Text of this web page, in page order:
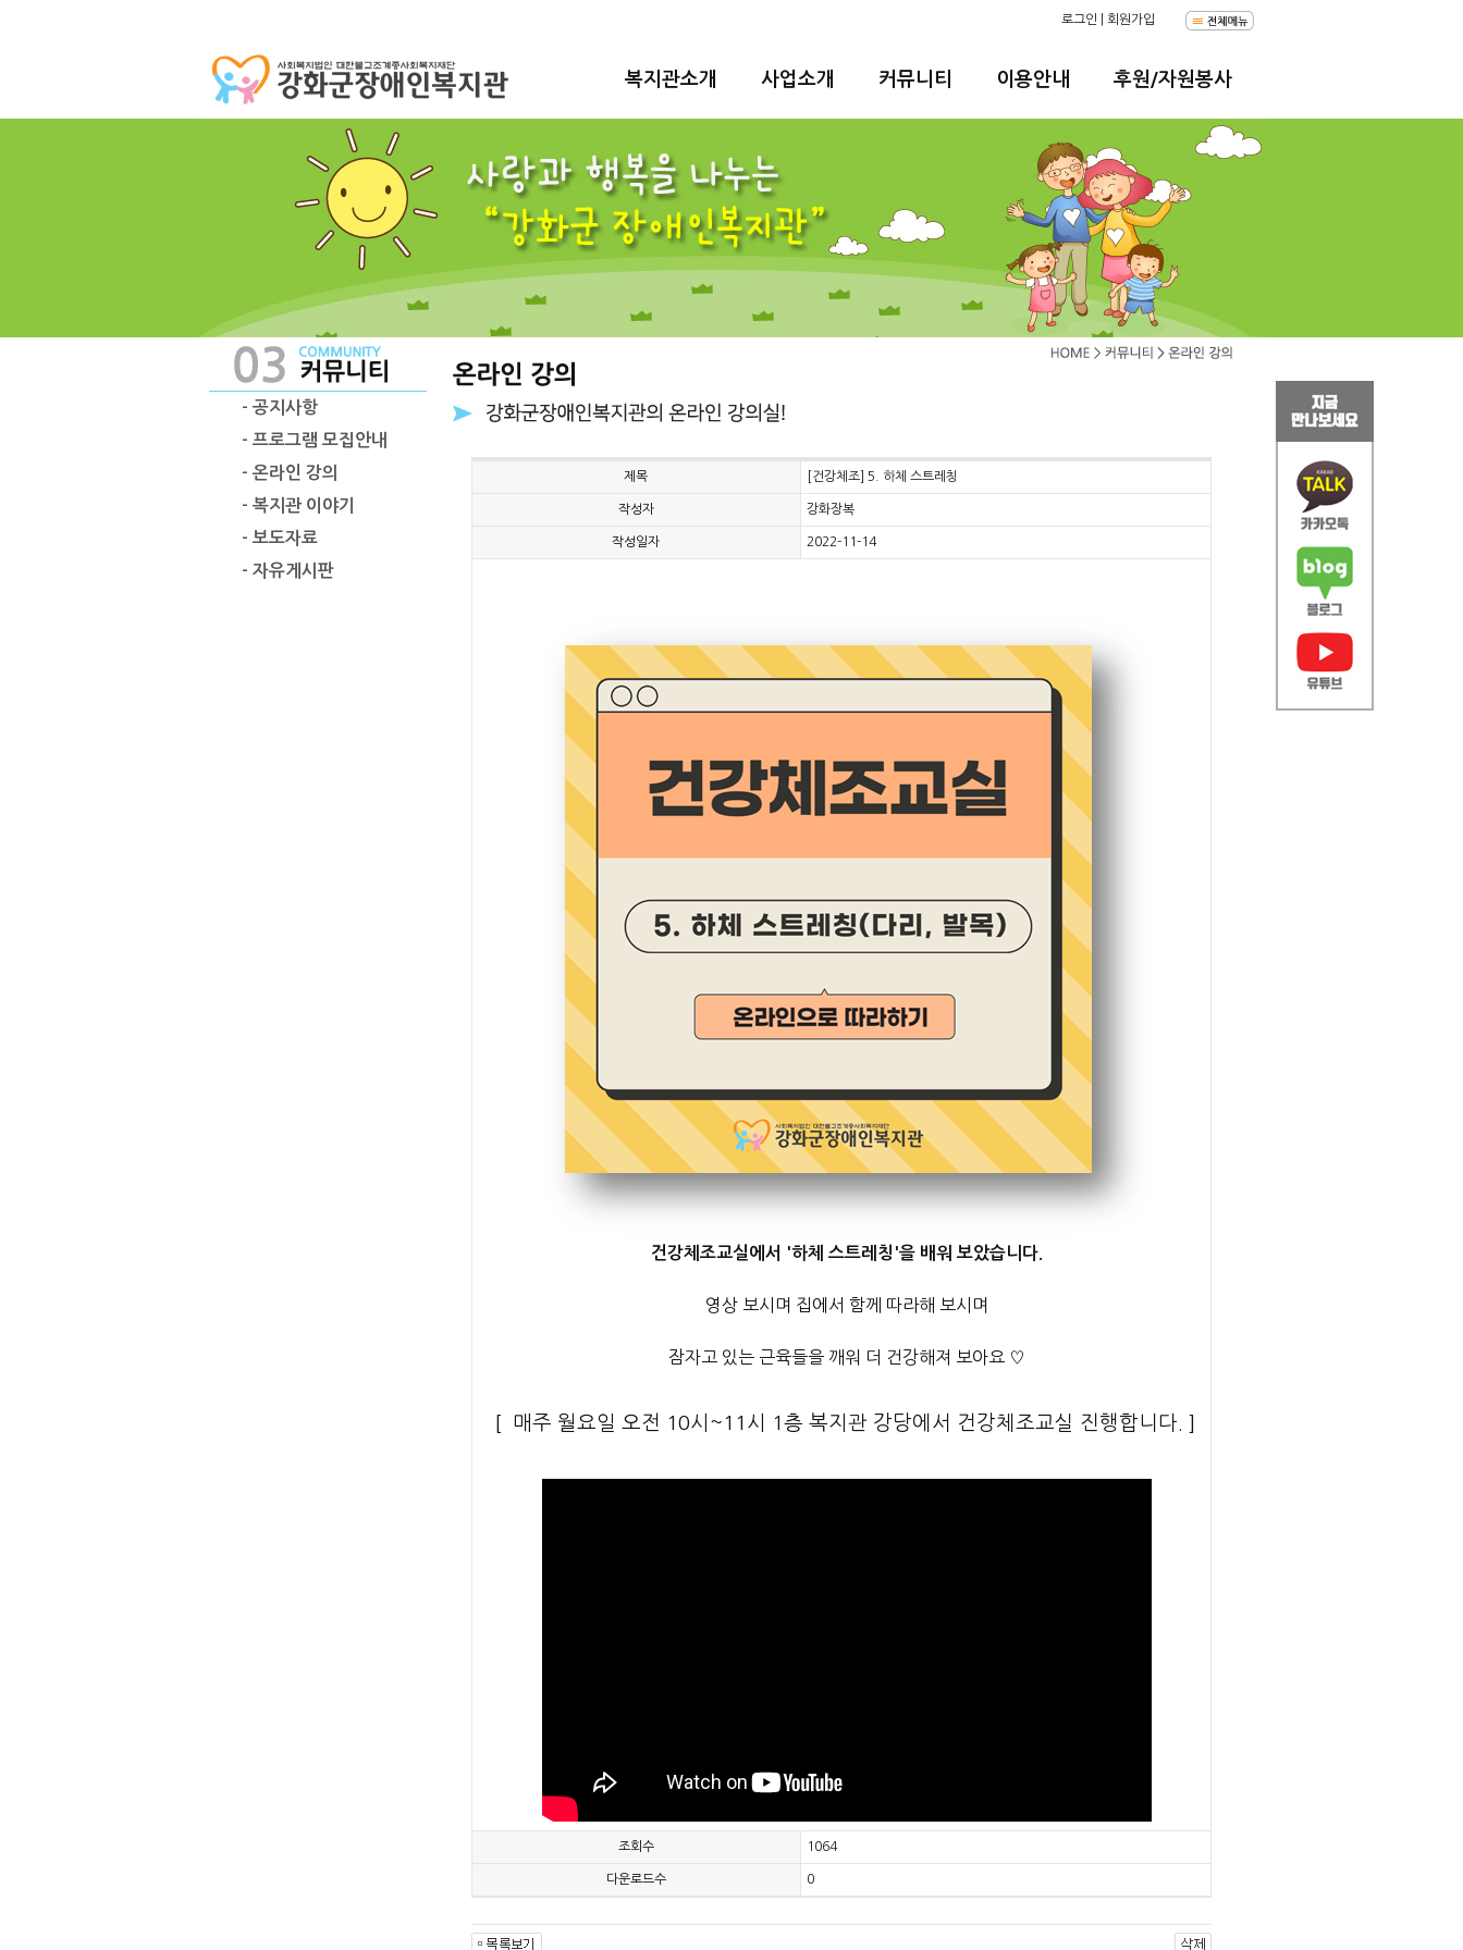
로그인 회원가입
복지관소개 사업소개 커뮤니티 이용안내 후원/자원봉사
- 공지사항
- 프로그램 모집안내
- 온라인 강의
- 복지관 이야기
- 보도자료
- 자유게시판
제목 [건강체조] 5. 하체 스트레칭
작성자 강화장복
작성일자 2022-11-14
건강체조교실에서 '하체 스트레칭'을 배워 보았습니다.
영상 보시며 집에서 함께 따라해 보시며
잠자고 있는 근육들을 깨워 더 건강해져 보아요 ♡
[ 매주 월요일 오전 10시~11시 1층 복지관 강당에서 건강체조교실 진행합니다. ]
조회수 1064
다운로드수 0